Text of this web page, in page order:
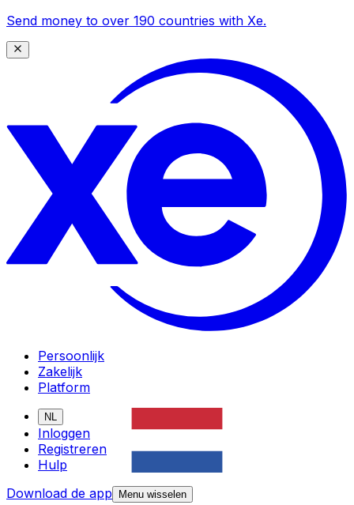
Send money to over 190 countries with Xe.
Persoonlijk
Zakelijk
Platform
NL
Inloggen
Registreren
Hulp
Download de app
Menu wisselen